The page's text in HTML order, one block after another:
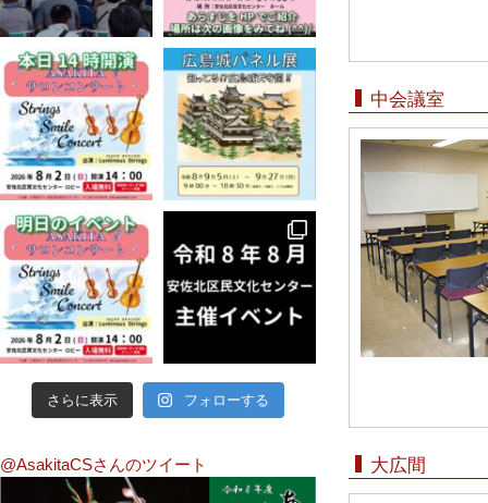
中会議室
大広間
さらに表示 フォローする
@AsakitaCSさんのツイート